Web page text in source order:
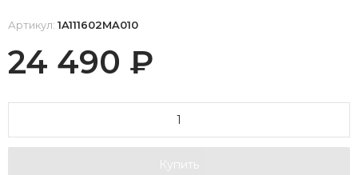
Артикул: 1A111602MA010
24 490 ₽
Купить